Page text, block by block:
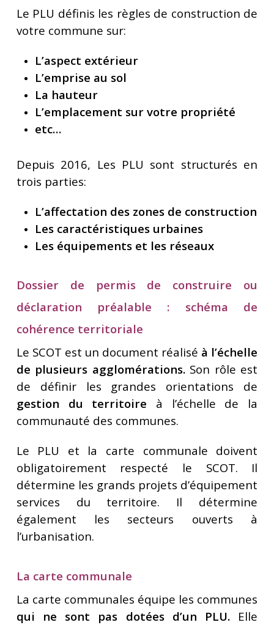
Le PLU définis les règles de construction de
votre commune sur:
L’aspect extérieur
L’emprise au sol
La hauteur
L’emplacement sur votre propriété
etc…
Depuis 2016, Les PLU sont structurés en
trois parties:
L’affectation des zones de construction
Les caractéristiques urbaines
Les équipements et les réseaux
Dossier de permis de construire ou
déclaration préalable : schéma de
cohérence territoriale
Le SCOT est un document réalisé à l’échelle
de plusieurs agglomérations.Son rôle est
de définir les grandes orientations de
gestion du territoire à l’échelle de la
communauté des communes.
Le PLU et la carte communale doivent
obligatoirement respecté le SCOT. Il
détermine les grands projets d’équipement
services du territoire. Il détermine
également les secteurs ouverts à
l’urbanisation.
La carte communale
La carte communales équipe les communes
qui ne sont pas dotées d’un PLU.Elle